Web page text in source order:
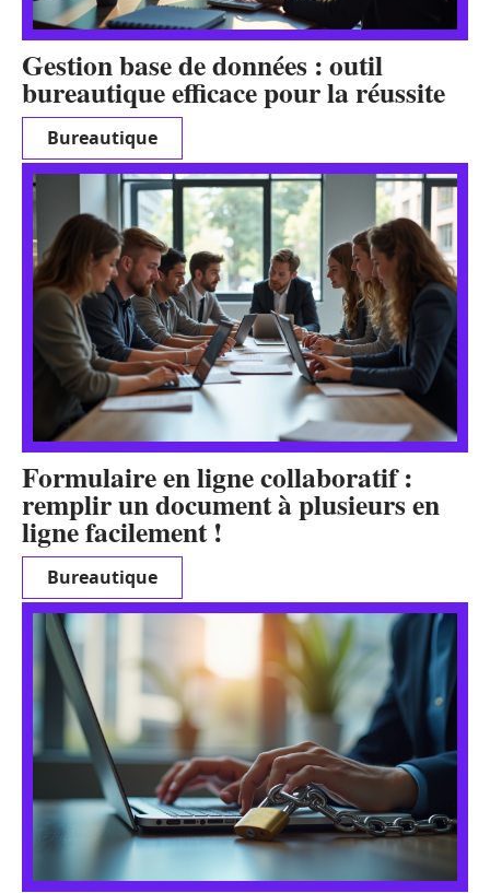
Gestion base de données : outil
bureautique efficace pour la réussite
Bureautique
Formulaire en ligne collaboratif :
remplir un document à plusieurs en
ligne facilement !
Bureautique